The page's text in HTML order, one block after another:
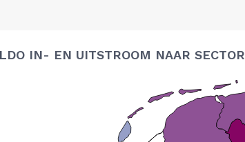
IN- EN UITSTROOM NAAR SECTOR